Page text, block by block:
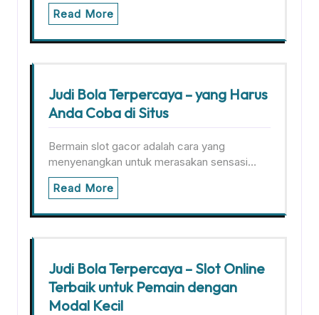
Read More
Judi Bola Terpercaya – yang Harus
Anda Coba di Situs
Bermain slot gacor adalah cara yang
menyenangkan untuk merasakan sensasi…
Read More
Judi Bola Terpercaya – Slot Online
Terbaik untuk Pemain dengan
Modal Kecil